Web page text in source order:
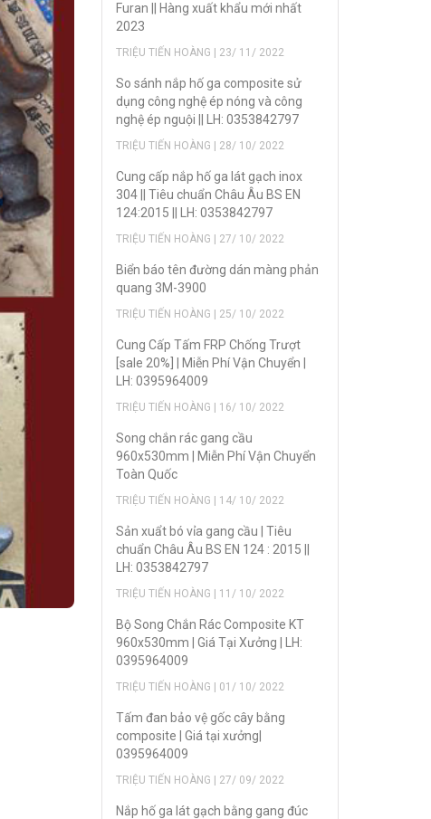
Furan || Hàng xuất khẩu mới nhất
2023
TRIỆU TIẾN HOÀNG | 23/ 11/ 2022
So sánh nắp hố ga composite sử
dụng công nghệ ép nóng và công
nghệ ép nguội || LH: 0353842797
TRIỆU TIẾN HOÀNG | 28/ 10/ 2022
Cung cấp nắp hố ga lát gạch inox
304 || Tiêu chuẩn Châu Âu BS EN
124:2015 || LH: 0353842797
TRIỆU TIẾN HOÀNG | 27/ 10/ 2022
Biển báo tên đường dán màng phản
quang 3M-3900
TRIỆU TIẾN HOÀNG | 25/ 10/ 2022
Cung Cấp Tấm FRP Chống Trượt
[sale 20%] | Miễn Phí Vận Chuyển |
LH: 0395964009
TRIỆU TIẾN HOÀNG | 16/ 10/ 2022
Song chắn rác gang cầu
960x530mm | Miễn Phí Vận Chuyển
Toàn Quốc
TRIỆU TIẾN HOÀNG | 14/ 10/ 2022
Sản xuẩt bó vỉa gang cầu | Tiêu
chuẩn Châu Âu BS EN 124 : 2015 ||
LH: 0353842797
TRIỆU TIẾN HOÀNG | 11/ 10/ 2022
Bộ Song Chắn Rác Composite KT
960x530mm | Giá Tại Xưởng | LH:
0395964009
TRIỆU TIẾN HOÀNG | 01/ 10/ 2022
Tấm đan bảo vệ gốc cây bằng
composite | Giá tại xưởng|
0395964009
TRIỆU TIẾN HOÀNG | 27/ 09/ 2022
Nắp hố ga lát gạch bằng gang đúc